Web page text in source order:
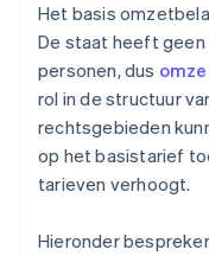
Het basis
De staat heeft
personen, dus
rol in de structuur
rechtsgebieden
op het basistarief
tarieven verhoogt.
Hieronder